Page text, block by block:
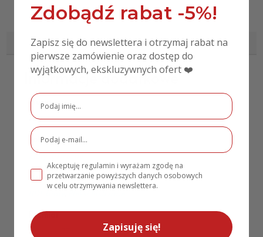
Informacje dodatkowe
Informacje dodatkowe
Waga
1 kg
Kolor
Złoty lustrzany
Materiał
Pleksi lustrzane
Rozmiar
40 cm x 27 cm
Zdobądź rabat -5%!
Zapisz się do newslettera i otrzymaj rabat na
pierwsze zamówienie oraz dostęp do
wyjątkowych, ekskluzywnych ofert ❤️
Akceptuję regulamin i wyrażam zgodę na
przetwarzanie powyższych danych osobowych
w celu otrzymywania newslettera.
Zapisuję się!